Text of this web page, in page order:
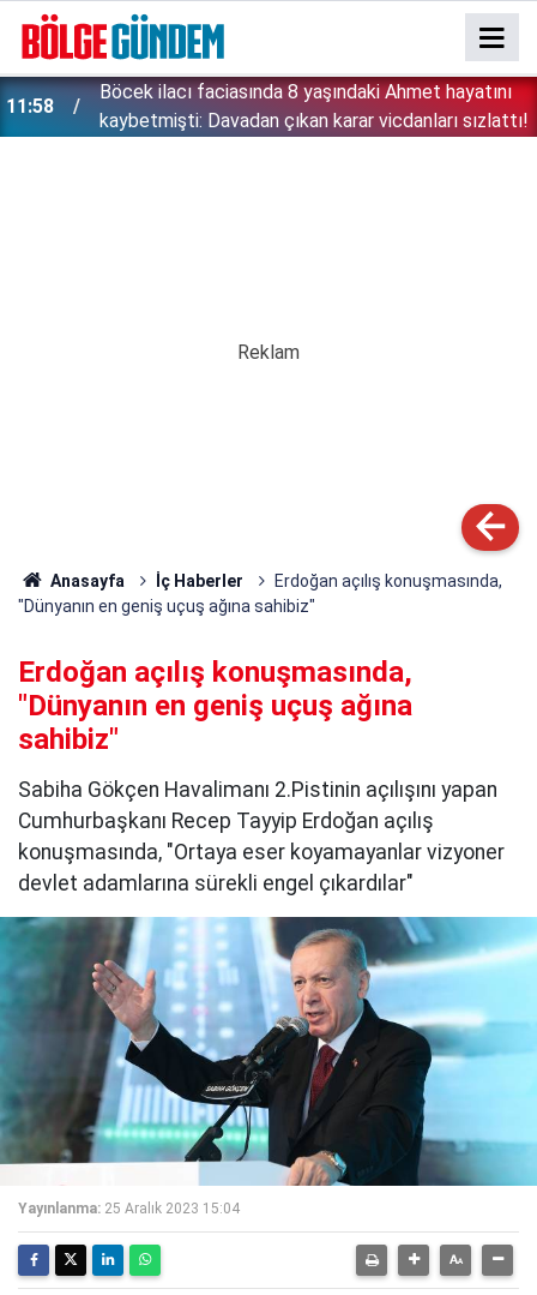
11:58
Böcek ilacı faciasında 8 yaşındaki Ahmet hayatını
kaybetmişti: Davadan çıkan karar vicdanları sızlattı!
Anasayfa İç Haberler
Erdoğan açılış konuşmasında,
"Dünyanın en geniş uçuş ağına sahibiz"
Erdoğan açılış konuşmasında,
"Dünyanın en geniş uçuş ağına
sahibiz"
Sabiha Gökçen Havalimanı 2.Pistinin açılışını yapan
Cumhurbaşkanı Recep Tayyip Erdoğan açılış
konuşmasında, "Ortaya eser koyamayanlar vizyoner
devlet adamlarına sürekli engel çıkardılar"
Yayınlanma: 25 Aralık 2023 15:04